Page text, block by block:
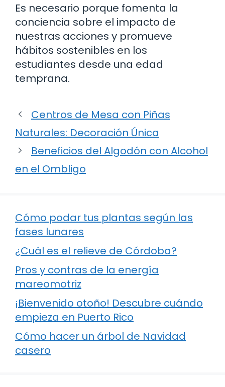
Es necesario porque fomenta la
conciencia sobre el impacto de
nuestras acciones y promueve
hábitos sostenibles en los
estudiantes desde una edad
temprana.
Centros de Mesa con Piñas
Naturales: Decoración Única
Beneficios del Algodón con Alcohol
en el Ombligo
Cómo podar tus plantas según las
fases lunares
¿Cuál es el relieve de Córdoba?
Pros y contras de la energía
mareomotriz
¡Bienvenido otoño! Descubre cuándo
empieza en Puerto Rico
Cómo hacer un árbol de Navidad
casero